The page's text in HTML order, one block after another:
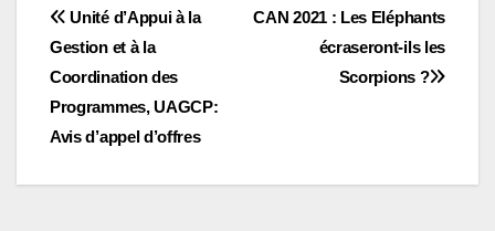
Navigation
de
l’article
CAN 2021 : Les Eléphants
écraseront-ils les
Scorpions ?
Unité d’Appui à la
Gestion et à la
Coordination des
Programmes, UAGCP:
Avis d’appel d’offres